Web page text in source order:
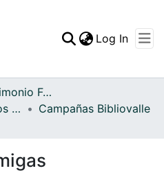
Statistics
Log In
Archivo del Patrimonio Fotográfico y Fílmico del Valle del Cauca
Recuerdos Fotográficos Vallecaucanos
Campañas Bibliovalle